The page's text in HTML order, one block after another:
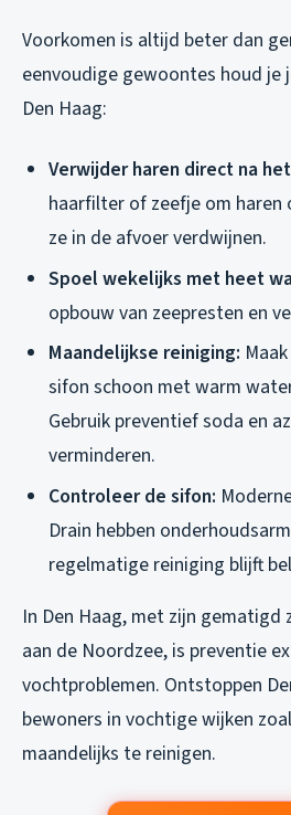
Voorkomen is altijd beter dan
eenvoudige gewoontes houd je
Den Haag:
Verwijder haren direct na
haarfilter of zeefje om
ze in de afvoer verdwijnen.
Spoel wekelijks met heet
opbouw van zeepresten en
Maandelijkse reiniging:
sifon schoon met warm
Gebruik preventief soda en
verminderen.
Controleer de sifon:
Drain hebben
regelmatige reiniging blijft
In Den Haag, met zijn gematigd
aan de Noordzee, is preventie
vochtproblemen. Ontstoppen
bewoners in vochtige wijken
maandelijks te reinigen.